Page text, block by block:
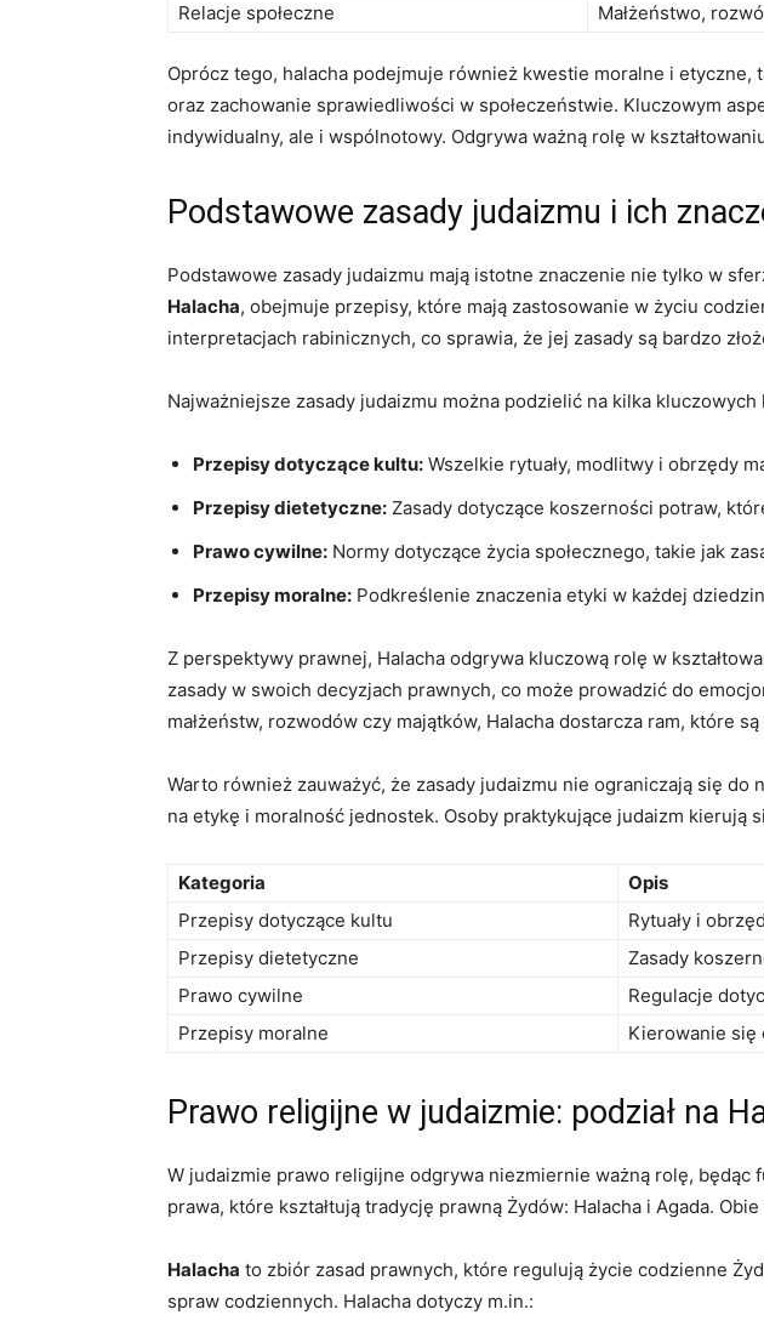
Relacje ‍społeczne
Małżeństwo,
Oprócz tego, halacha ‌podejmuje również ‍kwestie‌ moralne i⁢
oraz zachowanie sprawiedliwości w⁤ społeczeństwie.⁣ Kluczowym
‌indywidualny, ale i wspólnotowy. Odgrywa ważną rolę w⁤
Podstawowe zasady judaizmu i ich‍
Podstawowe zasady judaizmu mają ‌istotne znaczenie ⁤nie tylko w
Halacha, obejmuje przepisy, które mają ⁢zastosowanie ​w życiu
interpretacjach rabinicznych, co sprawia, że jej zasady są bardzo
Najważniejsze zasady judaizmu można podzielić na⁤ kilka kluczowych
Przepisy dotyczące‌ kultu: Wszelkie rytuały, modlitwy i obrzędy
Przepisy dietetyczne: Zasady ‍dotyczące ⁢koszerności potraw,⁣
Prawo cywilne: Normy dotyczące⁢ życia społecznego, takie jak
Przepisy moralne: Podkreślenie znaczenia etyki w każdej
Z perspektywy prawnej,⁣ Halacha odgrywa kluczową ‍rolę w
zasady w​ swoich decyzjach prawnych, co może prowadzić do
⁣małżeństw, rozwodów czy⁢ majątków, Halacha‌ dostarcza ram, które
Warto ‍również⁢ zauważyć, że zasady judaizmu nie ograniczają ​się
na ⁣etykę i moralność jednostek. Osoby‍ praktykujące⁢ judaizm
Kategoria
Opis
Przepisy dotyczące kultu
Rytuały i
Przepisy dietetyczne
Zasady
Prawo cywilne
Regulacje
Przepisy moralne
Kierowanie się
Prawo religijne ‍w judaizmie: podział na
W ⁢judaizmie prawo religijne odgrywa niezmiernie‌ ważną⁢ rolę,​ będąc‌
prawa, które kształtują tradycję⁣ prawną Żydów: ‌Halacha i‍ Agada.
Halacha ​to​ zbiór ‍zasad‍ prawnych, które regulują ‌życie codzienne
spraw ‍codziennych. Halacha dotyczy ⁢m.in.: